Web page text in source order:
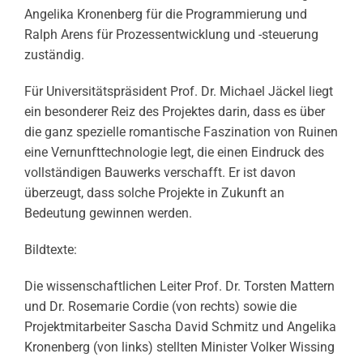
Angelika Kronenberg für die Programmierung und
Ralph Arens für Prozessentwicklung und -steuerung
zuständig.
Für Universitätspräsident Prof. Dr. Michael Jäckel liegt
ein besonderer Reiz des Projektes darin, dass es über
die ganz spezielle romantische Faszination von Ruinen
eine Vernunfttechnologie legt, die einen Eindruck des
vollständigen Bauwerks verschafft. Er ist davon
überzeugt, dass solche Projekte in Zukunft an
Bedeutung gewinnen werden.
Bildtexte:
Die wissenschaftlichen Leiter Prof. Dr. Torsten Mattern
und Dr. Rosemarie Cordie (von rechts) sowie die
Projektmitarbeiter Sascha David Schmitz und Angelika
Kronenberg (von links) stellten Minister Volker Wissing